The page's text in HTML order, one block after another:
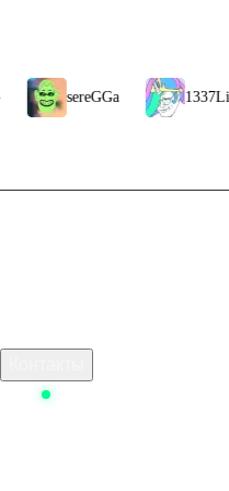
sereGGa 1337LikeR
Status